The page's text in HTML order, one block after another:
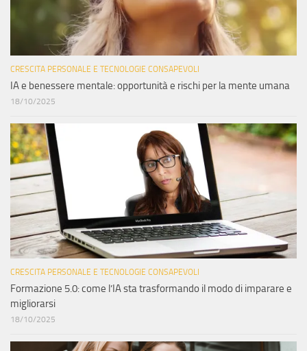
CRESCITA PERSONALE E TECNOLOGIE CONSAPEVOLI
IA e benessere mentale: opportunità e rischi per la mente umana
18/10/2025
CRESCITA PERSONALE E TECNOLOGIE CONSAPEVOLI
Formazione 5.0: come l’IA sta trasformando il modo di imparare e
migliorarsi
18/10/2025